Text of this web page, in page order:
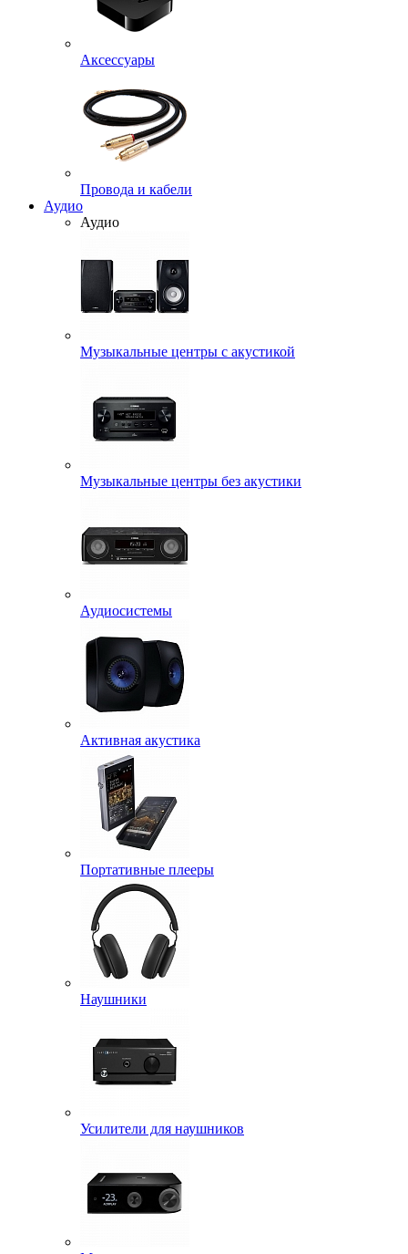
Аксессуары
Провода и кабели
Аудио
Аудио
Музыкальные центры с акустикой
Музыкальные центры без акустики
Аудиосистемы
Активная акустика
Портативные плееры
Наушники
Усилители для наушников